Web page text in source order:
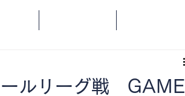
ールリーグ戦 GAME